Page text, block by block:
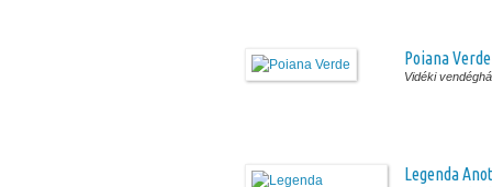
Poiana Verde
Vidéki
Legenda